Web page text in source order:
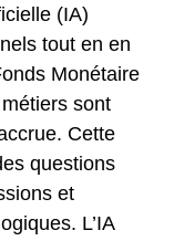
(IA)
tout en en
Monétaire
sont
Cette
questions
et
L’IA